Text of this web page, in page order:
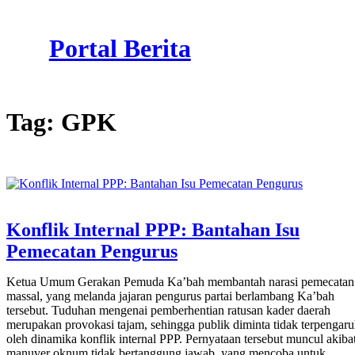
Portal Berita
Tag: GPK
Konflik Internal PPP: Bantahan Isu
Pemecatan Pengurus
Ketua Umum Gerakan Pemuda Ka’bah membantah narasi pemecatan
massal, yang melanda jajaran pengurus partai berlambang Ka’bah
tersebut. Tuduhan mengenai pemberhentian ratusan kader daerah
merupakan provokasi tajam, sehingga publik diminta tidak
oleh dinamika konflik internal PPP. Pernyataan tersebut muncul